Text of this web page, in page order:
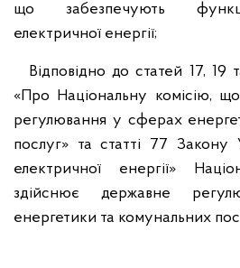
що забезпечують
електричної енергії;
Відповідно до статей 17, 19
«Про Національну комісію,
регулювання у сферах
послуг» та статті 77
електричної енергії»
здійснює державне
енергетики та комунальних